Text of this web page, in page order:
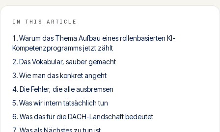
Get in touch
CONTACT
info@innopulse.io+41 79 508 28 06
IN THIS ARTICLE
Warum das Thema Aufbau eines rollenbasierten KI-
Kompetenzprogramms jetzt zählt
Das Vokabular, sauber gemacht
Wie man das konkret angeht
Die Fehler, die alle ausbremsen
Was wir intern tatsächlich tun
Was das für die DACH-Landschaft bedeutet
Was als Nächstes zu tun ist